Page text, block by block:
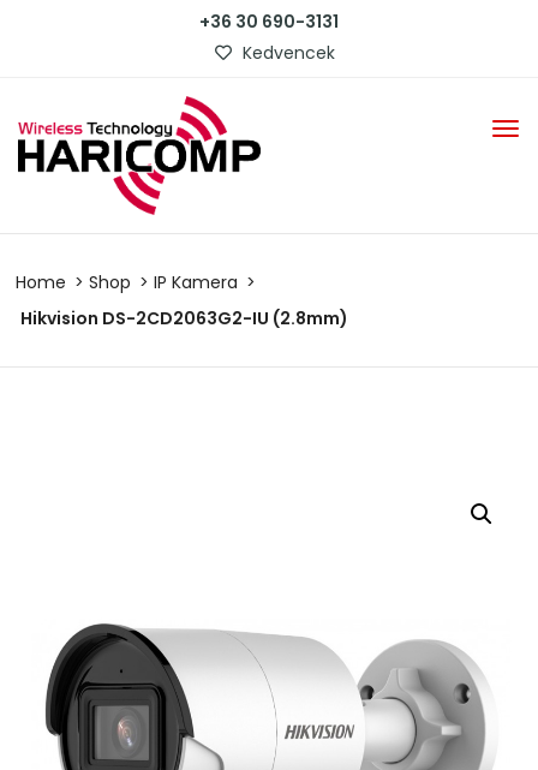
+36 30 690-3131
Kedvencek
Home Shop
IP Kamera
Hikvision DS-2CD2063G2-IU (2.8mm)